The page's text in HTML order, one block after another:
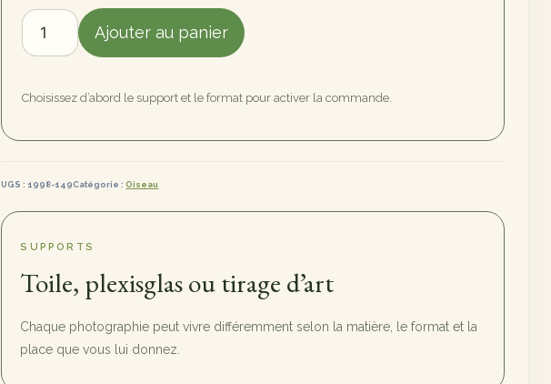
quantité
de
Goéland
la
d'Or
Ajouter au panier
Choisissez d’abord le support et le format pour activer la commande.
UGS :1998-149Catégorie :Oiseau
SUPPORTS
Toile, plexisglas ou tirage d’art
Chaque photographie peut vivre différemment selon la matière, le format et la
place que vous lui donnez.